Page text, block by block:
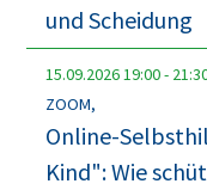
und Scheidung
15.09.202619:00-
ZOOM,
Online-
Kind": Wie